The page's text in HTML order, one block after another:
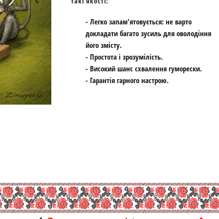
- Легко запам'ятовується: не варто
докладати багато зусиль для оволодіння
його змісту.
- Простота і зрозумілість.
- Високий шанс схвалення гуморески.
- Гарантія гарного настрою.